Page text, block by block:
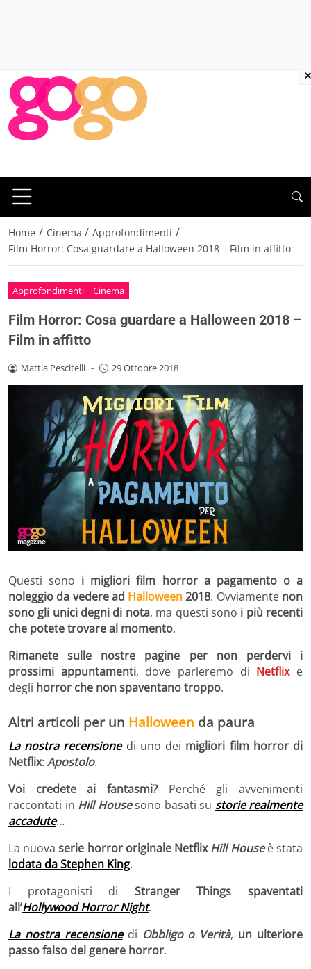
Home / Cinema / Approfondimenti /
Film Horror: Cosa guardare a Halloween 2018 – Film in affitto
Approfondimenti Cinema
Film Horror: Cosa guardare a Halloween 2018 –
Film in affitto
Mattia Pescitelli - 29 Ottobre 2018
Questi sono i migliori film horror a pagamento o a
noleggio da vedere ad Halloween 2018. Ovviamente non
sono gli unici degni di nota, ma questi sono i più recenti
che potete trovare al momento.
Rimanete sulle nostre pagine per non perdervi i
prossimi appuntamenti, dove parleremo di Netflixe
degli horror che non spaventano troppo.
Altri articoli per un Halloween da paura
La nostra recensionedi uno dei migliori film horror di
Netflix: Apostolo.
Voi credete ai fantasmi? Perché gli avvenimenti
raccontati in Hill Housesono basati su storie realmente
accadute…
La nuovaserie horror originale NetflixHill House è stata
lodata da Stephen King.
I protagonisti di Stranger Things
spaventati
all’Hollywood Horror Night.
La nostra recensionedi Obbligo o Verità, un ulteriore
passo falso del genere horror.
×